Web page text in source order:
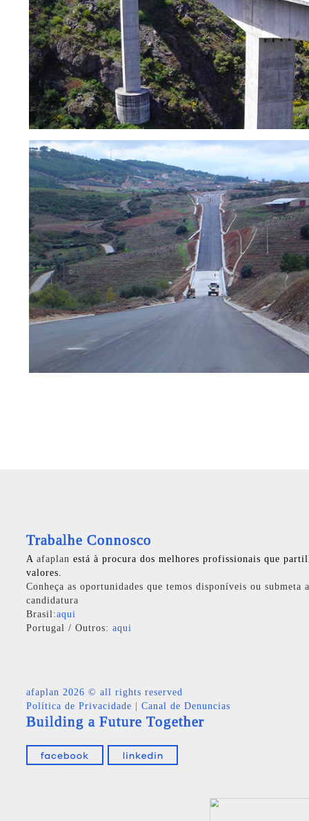
Trabalhe Connosco
A afaplan está à procura dos melhores profissionais que
valores.
Conheça as oportunidades que temos disponíveis ou submeta
candidatura
Brasil:aqui
Portugal / Outros: aqui
afaplan 2026 © all rights reserved
Política de Privacidade
Canal de Denuncias
Building a Future Together